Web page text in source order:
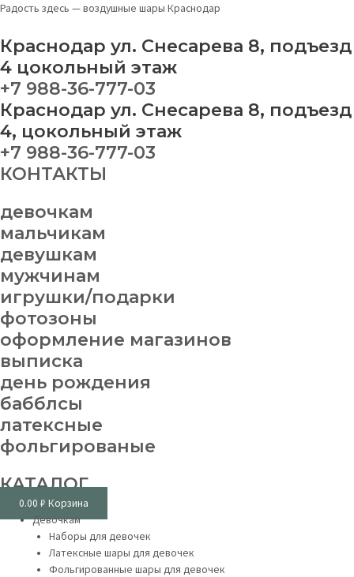
Перейти
содержимому
Радость здесь — воздушные шары Краснодар
Краснодар ул. Снесарева 8, подъезд
4 цокольный этаж
+7 988-36-777-03
Краснодар ул. Снесарева 8, подъезд
4, цокольный этаж
+7 988-36-777-03
КОНТАКТЫ
девочкам
мальчикам
девушкам
мужчинам
игрушки/подарки
фотозоны
оформление магазинов
выписка
день рождения
бабблсы
латексные
фольгированые
КАТАЛОГ
0.00 ₽ Корзина
Меню
Девочкам
Наборы для девочек
Латексные шары для девочек
Фольгированные шары для девочек
Новогодняя
№
7
quantity